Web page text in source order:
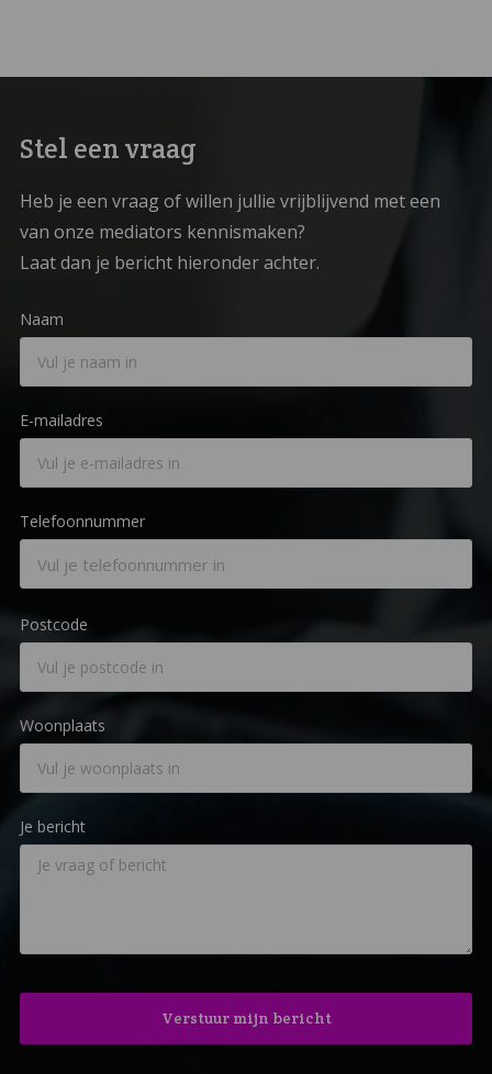
Stel een vraag
Heb je een vraag of willen jullie vrijblijvend met een
van onze mediators kennismaken?
Laat dan je bericht hieronder achter.
Naam
E-mailadres
Telefoonnummer
Postcode
Woonplaats
Je bericht